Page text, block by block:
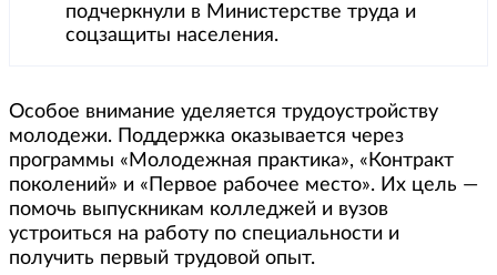
подчеркнули в Министерстве труда и
соцзащиты населения.
Особое внимание уделяется трудоустройству
молодежи. Поддержка оказывается через
программы «Молодежная практика», «Контракт
поколений» и «Первое рабочее место». Их цель —
помочь выпускникам колледжей и вузов
устроиться на работу по специальности и
получить первый трудовой опыт.